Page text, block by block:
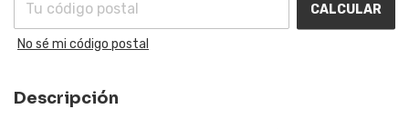
CALCULAR
No sé mi código postal
Descripción